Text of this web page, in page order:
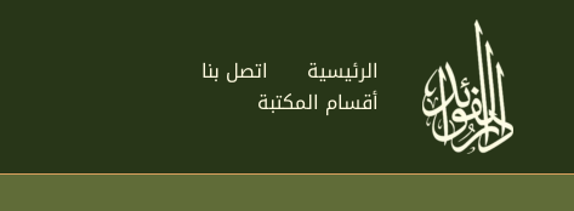
الرئيسية
اتصل بنا
أقسام المكتبة